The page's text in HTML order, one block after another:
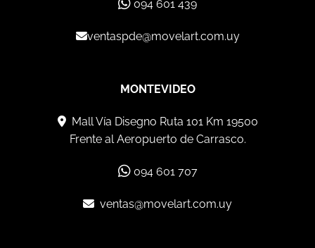
094 601 439
ventaspde@movelart.com.uy
MONTEVIDEO
Mall Vía Disegno Ruta 101 Km 19500
Frente al Aeropuerto de Carrasco.
094 601 707
ventas@movelart.com.uy